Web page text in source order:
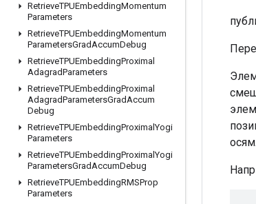
RetrieveTPUEmbeddingMomentum
Parameters
RetrieveTPUEmbeddingMomentum
ParametersGradAccumDebug
RetrieveTPUEmbeddingProximal
AdagradParameters
RetrieveTPUEmbeddingProximal
AdagradParametersGradAccum
Debug
RetrieveTPUEmbeddingProximalYogi
Parameters
RetrieveTPUEmbeddingProximalYogi
ParametersGradAccumDebug
RetrieveTPUEmbeddingRMSProp
Parameters
осям.